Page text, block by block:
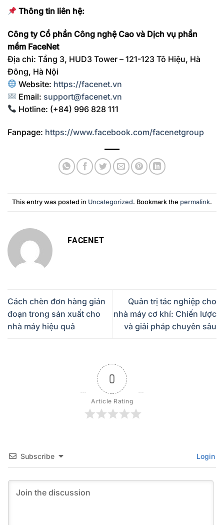
Thông tin liên hệ:
Công ty Cổ phần Công nghệ Cao và Dịch vụ phần
mềm FaceNet
Địa chỉ: Tầng 3, HUD3 Tower – 121-123 Tô Hiệu, Hà
Đông, Hà Nội
Website: https://facenet.vn
Email: support@facenet.vn
Hotline: (+84) 996 828 111
Fanpage: https://www.facebook.com/facenetgroup
This entry was posted in Uncategorized. Bookmark the permalink.
FACENET
Cách chèn đơn hàng gián
đoạn trong sản xuất cho
nhà máy hiệu quả
Quản trị tác nghiệp cho
nhà máy cơ khí: Chiến lược
và giải pháp chuyên sâu
0
Article Rating
Subscribe Login